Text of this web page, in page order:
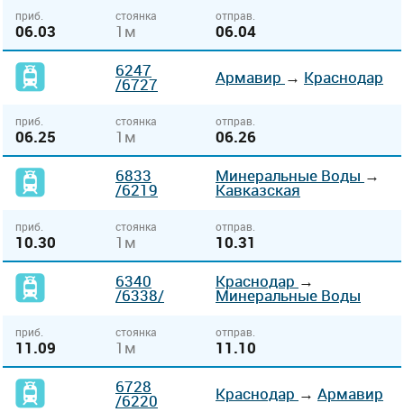
приб.
06.03
стоянка
1м
отправ.
06.04
6247
/6727 Армавир → Краснодар
приб.
06.25
стоянка
1м
отправ.
06.26
6833
/6219
Минеральные Воды →
Кавказская
приб.
10.30
стоянка
1м
отправ.
10.31
6340
/6338/
Краснодар →
Минеральные Воды
приб.
11.09
стоянка
1м
отправ.
11.10
6728
/6220 Краснодар → Армавир